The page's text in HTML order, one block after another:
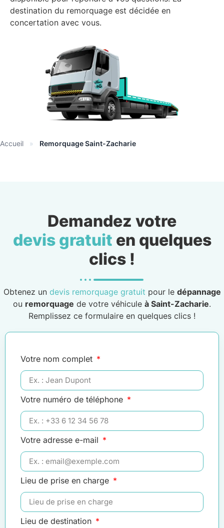
destination du remorquage est décidée en
concertation avec vous.
Accueil » Remorquage Saint-Zacharie
Demandez votre
devis gratuit en quelques
clics !
Obtenez un devis remorquage gratuit pour le dépannage
ou remorquage de votre véhicule à Saint-Zacharie.
Remplissez ce formulaire en quelques clics !
Votre nom complet
Votre numéro de téléphone
Votre adresse e-mail
Lieu de prise en charge
Lieu de destination